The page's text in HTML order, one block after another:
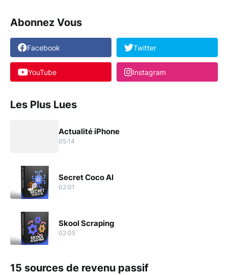
Abonnez Vous
Facebook Twitter
YouTube Instagram
Les Plus Lues
Actualité iPhone
05:14
Secret Coco AI
02:01
Skool Scraping
02:05
15 sources de revenu passif